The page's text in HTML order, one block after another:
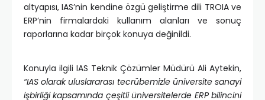
altyapısı, IAS’nin kendine özgü geliştirme dili TROIA ve
ERP’nin firmalardaki kullanım alanları ve sonuç
raporlarına kadar birçok konuya değinildi.
Konuyla ilgili IAS Teknik Çözümler Müdürü Ali Aytekin,
“IAS olarak uluslararası tecrübemizle üniversite sanayi
işbirliği kapsamında çeşitli üniversitelerde ERP bilincini